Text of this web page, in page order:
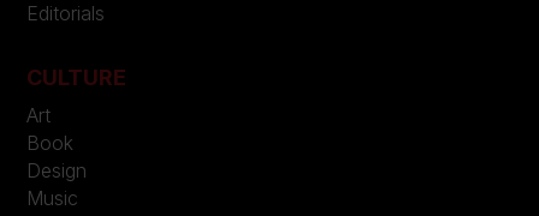
Editorials
CULTURE
Art
Book
Design
Music